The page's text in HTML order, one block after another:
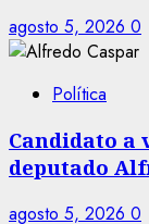
agosto 5, 2026 0
Política
Candidato a
deputado
agosto 5, 2026 0